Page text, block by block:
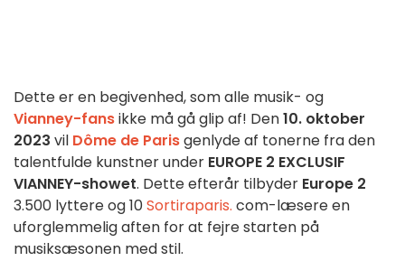
Dette er en begivenhed, som alle musik- og
Vianney-fansikke må gå glip af! Den10. oktober
2023 vil Dôme de Parisgenlyde af tonerne fra den
talentfulde kunstner under EUROPE 2 EXCLUSIF
VIANNEY-showet. Dette efterår tilbyder Europe 2
3.500 lyttere og 10Sortiraparis. com-læsere en
uforglemmelig aften for at fejre starten på
musiksæsonen med stil.